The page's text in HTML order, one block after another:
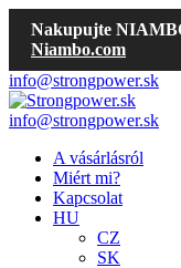
Nakupujte
Niambo.com
info@strongpower.sk
info@strongpower.sk
A vásárlásról
Miért mi?
Kapcsolat
HU
CZ
SK